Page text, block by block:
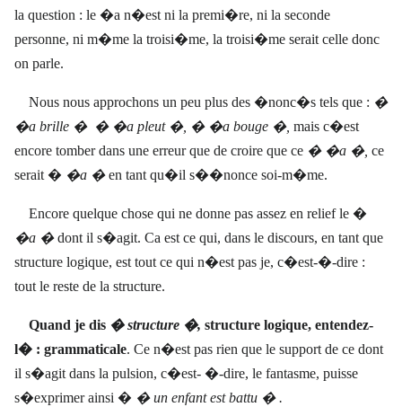
la question : le �a n�est ni la premi�re, ni la seconde
personne, ni m�me la troisi�me, la troisi�me serait celle donc
on parle.
Nous nous approchons un peu plus des �nonc�s tels que : �
�a brille � � �a pleut �, � �a bouge �, mais c�est
encore tomber dans une erreur que de croire que ce � �a �, ce
serait � �a �en tant qu�il s��nonce soi-m�me.
Encore quelque chose qui ne donne pas assez en relief le �
�a �dont il s�agit. Ca est ce qui, dans le discours, en tant que
structure logique, est tout ce qui n�est pas je, c�est-�-dire :
tout le reste de la structure.
Quand je dis � structure �, structure logique, entendez-
l� : grammaticale. Ce n�est pas rien que le support de ce dont
il s�agit dans la pulsion, c�est- �-dire, le fantasme, puisse
s�exprimer ainsi � � un enfant est battu � .